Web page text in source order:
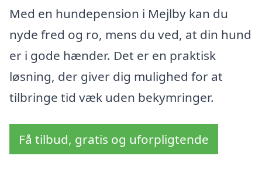
Med en hundepension i Mejlby kan du
nyde fred og ro, mens du ved, at din hund
er i gode hænder. Det er en praktisk
løsning, der giver dig mulighed for at
tilbringe tid væk uden bekymringer.
Få tilbud, gratis og uforpligtende